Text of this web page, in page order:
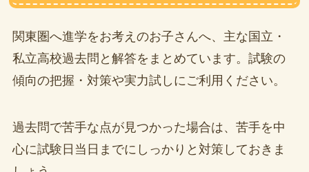
関東圏へ進学をお考えのお子さんへ、主な国立・
私立高校過去問と解答をまとめています。試験の
傾向の把握・対策や実力試しにご利用ください。
過去問で苦手な点が見つかった場合は、苦手を中
心に試験日当日までにしっかりと対策しておきま